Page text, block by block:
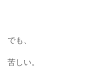
でも、
苦しい。